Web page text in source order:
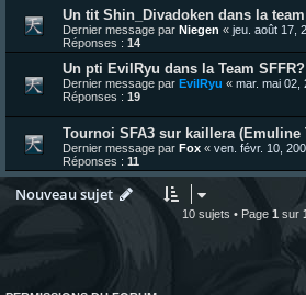
Un tit Shin_Divadoken dans la
Dernier message par Niegen « jeu. août 17,
Réponses : 14
Un pti EvilRyu dans la Team SFFR?
Dernier message par EvilRyu « mar. mai 02,
Réponses : 19
Tournoi SFA3 sur kaillera (Emuline
Dernier message par Fox « ven. févr. 10,
Réponses : 11
Nouveau sujet
10 sujets • Page 1 sur